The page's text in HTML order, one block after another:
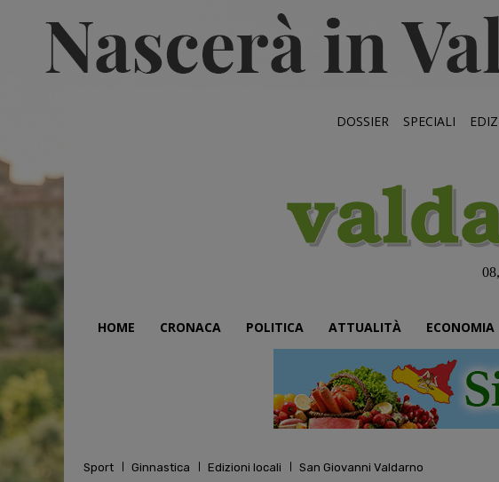
DOSSIER SPECIALI
HOME CRONACA POLITICA ATTUALITÀ ECONOMIA
Sport Ginnastica Edizioni locali San Giovanni Valdarno